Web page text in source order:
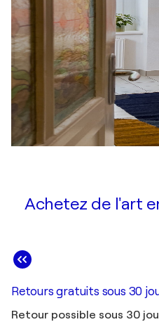
Achetez de l'art
Retours gratuits sous 30
Retour possible sous 30